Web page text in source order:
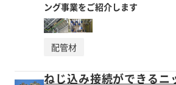
ング事業をご紹介します
配管材
ねじ込み接続ができるニ